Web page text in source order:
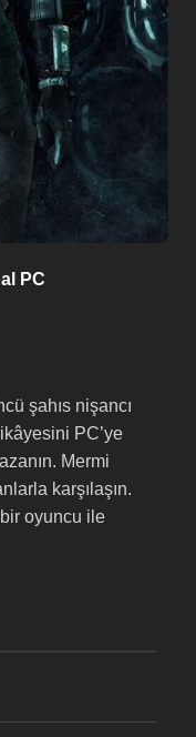
PC
şahıs nişancı
PC’ye
Mermi
karşılaşın.
oyuncu ile